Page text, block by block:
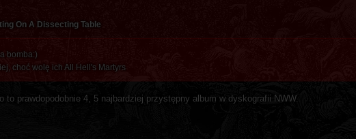
On A Dissecting Table
bomba:)
choć wolę ich All Hell's Martyrs
to prawdopodobnie 4, 5 najbardziej przystępny album w dyskografii NWW.